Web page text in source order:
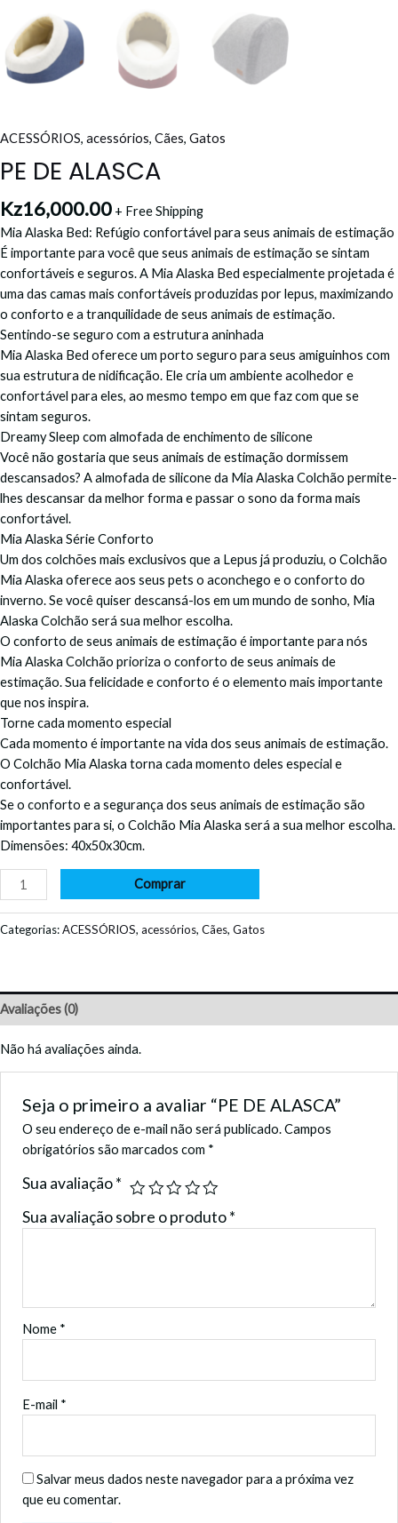
ACESSÓRIOS, acessórios, Cães, Gatos
PE DE ALASCA
Kz16,000.00 + Free Shipping
Mia Alaska Bed: Refúgio confortável para seus animais de estimação
É importante para você que seus animais de estimação se sintam
confortáveis e seguros. A Mia Alaska Bed especialmente projetada é
uma das camas mais confortáveis produzidas por lepus, maximizando
o conforto e a tranquilidade de seus animais de estimação.
Sentindo-se seguro com a estrutura aninhada
Mia Alaska Bed oferece um porto seguro para seus amiguinhos com
sua estrutura de nidificação. Ele cria um ambiente acolhedor e
confortável para eles, ao mesmo tempo em que faz com que se
sintam seguros.
Dreamy Sleep com almofada de enchimento de silicone
Você não gostaria que seus animais de estimação dormissem
descansados? A almofada de silicone da Mia Alaska Colchão permite-
lhes descansar da melhor forma e passar o sono da forma mais
confortável.
Mia Alaska Série Conforto
Um dos colchões mais exclusivos que a Lepus já produziu, o Colchão
Mia Alaska oferece aos seus pets o aconchego e o conforto do
inverno. Se você quiser descansá-los em um mundo de sonho, Mia
Alaska Colchão será sua melhor escolha.
O conforto de seus animais de estimação é importante para nós
Mia Alaska Colchão prioriza o conforto de seus animais de
estimação. Sua felicidade e conforto é o elemento mais importante
que nos inspira.
Torne cada momento especial
Cada momento é importante na vida dos seus animais de estimação.
O Colchão Mia Alaska torna cada momento deles especial e
confortável.
Se o conforto e a segurança dos seus animais de estimação são
importantes para si, o Colchão Mia Alaska será a sua melhor escolha.
Dimensões: 40x50x30cm.
Comprar
Categorias:ACESSÓRIOS, acessórios, Cães, Gatos
Avaliações (0)
Não há avaliações ainda.
Seja o primeiro a avaliar “PE DE ALASCA”
O seu endereço de e-mail não será publicado.Campos
obrigatórios são marcados com *
Sua avaliação*
Sua avaliação sobre o produto*
Nome *
E-mail *
Salvar meus dados neste navegador para a próxima vez
que eu comentar.